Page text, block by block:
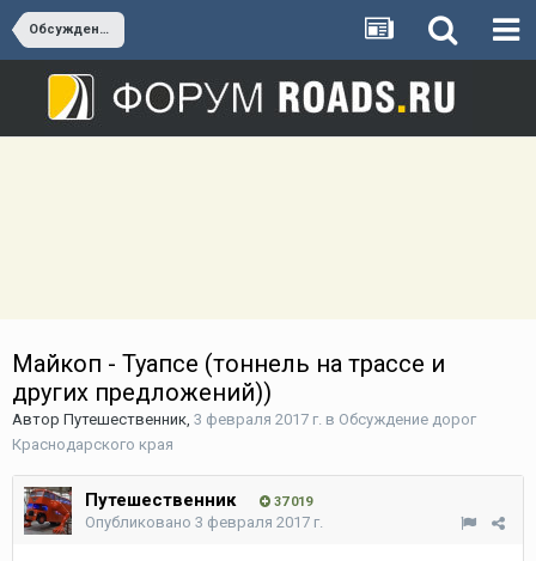
Обсуждение дорог Краснодарского края
Майкоп - Туапсе (тоннель на трассе и
других предложений))
Автор Путешественник, 3 февраля 2017 г. в Обсуждение дорог
Краснодарского края
Путешественник 37 019
Опубликовано 3 февраля 2017 г.